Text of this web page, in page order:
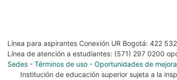
Línea para aspirantes Conexión UR Bogotá: 422
Línea de atención a estudiantes: (571) 297 0200
Sedes - Términos de uso - Oportunidades de mejora
Institución de educación superior sujeta a la